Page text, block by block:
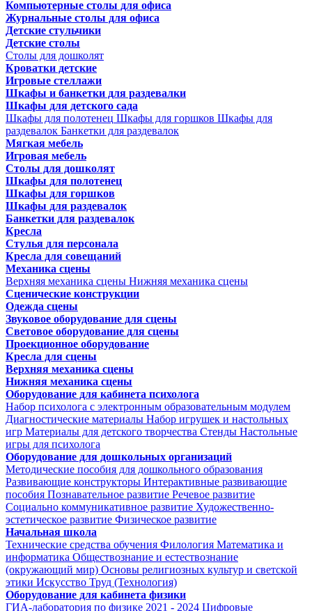
Компьютерные столы для офиса
Журнальные столы для офиса
Детские стульчики
Детские столы
Столы для дошколят
Кроватки детские
Игровые стеллажи
Шкафы и банкетки для раздевалки
Шкафы для детского сада
Шкафы для полотенец Шкафы для горшков Шкафы для
раздевалок Банкетки для раздевалок
Мягкая мебель
Игровая мебель
Столы для дошколят
Шкафы для полотенец
Шкафы для горшков
Шкафы для раздевалок
Банкетки для раздевалок
Кресла
Стулья для персонала
Кресла для совещаний
Механика сцены
Верхняя механика сцены Нижняя механика сцены
Сценические конструкции
Одежда сцены
Звуковое оборудование для сцены
Световое оборудование для сцены
Проекционное оборудование
Кресла для сцены
Верхняя механика сцены
Нижняя механика сцены
Оборудование для кабинета психолога
Набор психолога с электронным образовательным модулем
Диагностические материалы Набор игрушек и настольных
игр Материалы для детского творчества Стенды Настольные
игры для психолога
Оборудование для дошкольных организаций
Методические пособия для дошкольного образования
Развивающие конструкторы Интерактивные развивающие
пособия Познавательное развитие Речевое развитие
Социально коммуникативное развитие Художественно-
эстетическое развитие Физическое развитие
Начальная школа
Технические средства обучения Филология Математика и
информатика Обществознание и естествознание
(окружающий мир) Основы религиозных культур и светской
этики Искусство Труд (Технология)
Оборудование для кабинета физики
ГИА-лаборатория по физике 2021 - 2024 Цифровые